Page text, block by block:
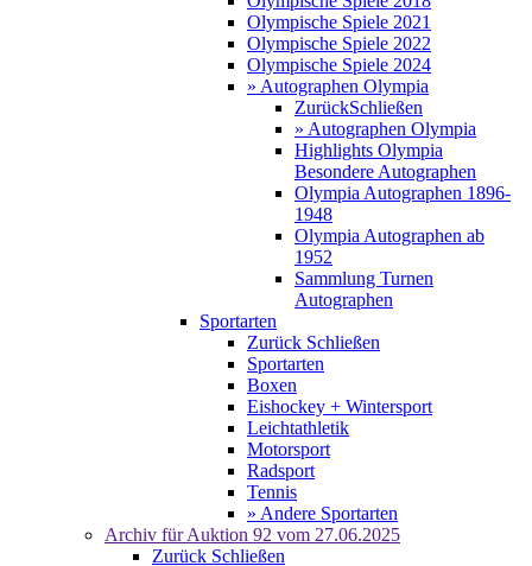
Olympische Spiele 2021
Olympische Spiele 2022
Olympische Spiele 2024
» Autographen Olympia
ZurückSchließen
» Autographen Olympia
Highlights Olympia
Besondere Autographen
Olympia Autographen 1896-
1948
Olympia Autographen ab
1952
Sammlung Turnen
Autographen
Sportarten
Zurück Schließen
Sportarten
Boxen
Eishockey + Wintersport
Leichtathletik
Motorsport
Radsport
Tennis
» Andere Sportarten
Archiv für Auktion 92 vom 27.06.2025
Zurück Schließen